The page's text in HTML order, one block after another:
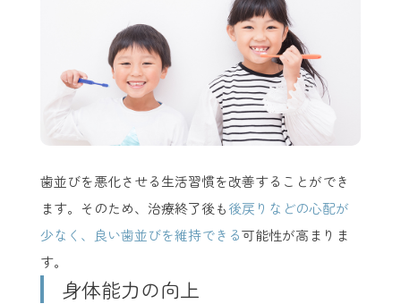
歯並びを悪化させる生活習慣を改善することができ
ます。そのため、治療終了後も後戻りなどの心配が
少なく、良い歯並びを維持できる可能性が高まりま
す。
身体能力の向上